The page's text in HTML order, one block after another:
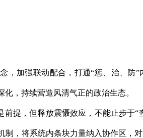
，加强联动配合，打通“惩、治、防
，持续营造风清气正的政治生态。
提，但释放震慑效应，不能止步于
，将系统内条块力量纳入协作区，